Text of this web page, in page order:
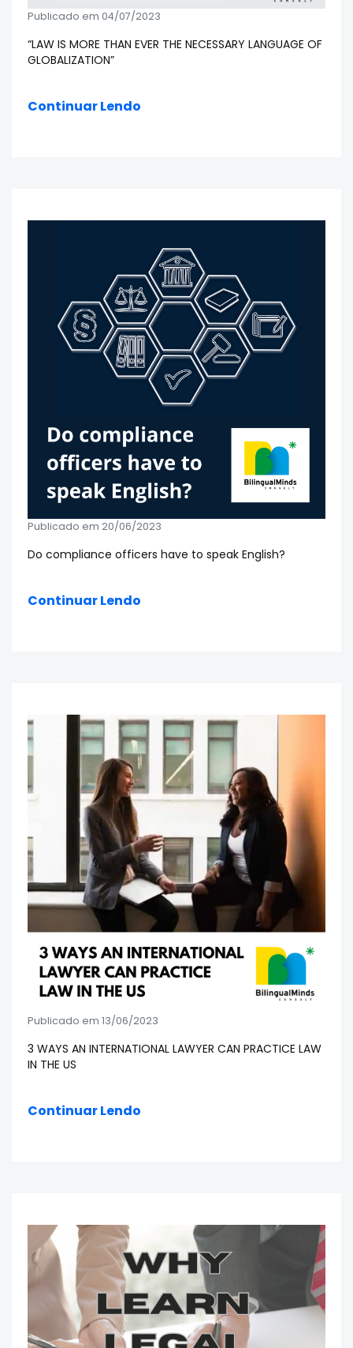
Publicado em 04/07/2023
“LAW IS MORE THAN EVER THE NECESSARY LANGUAGE OF
GLOBALIZATION”
Continuar Lendo
Publicado em 20/06/2023
Do compliance officers have to speak English?
Continuar Lendo
Publicado em 13/06/2023
3 WAYS AN INTERNATIONAL LAWYER CAN PRACTICE LAW
IN THE US
Continuar Lendo